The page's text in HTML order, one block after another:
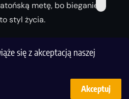
się z akceptacją naszej
Akceptuj
metę, bo bieganie
styl życia.
najlepszą wersję!